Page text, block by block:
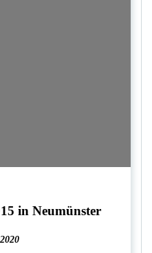
in Neumünster